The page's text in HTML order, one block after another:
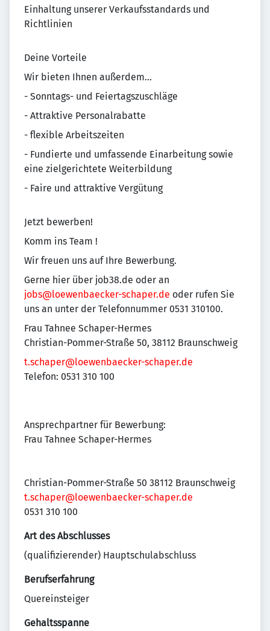
Einhaltung unserer Verkaufsstandards und
Richtlinien
Deine Vorteile
Wir bieten Ihnen außerdem...
- Sonntags- und Feiertagszuschläge
- Attraktive Personalrabatte
- flexible Arbeitszeiten
- Fundierte und umfassende Einarbeitung sowie
eine zielgerichtete Weiterbildung
- Faire und attraktive Vergütung
Jetzt bewerben!
Komm ins Team !
Wir freuen uns auf Ihre Bewerbung.
Gerne hier über job38.de oder an
jobs@loewenbaecker-schaper.de oder rufen Sie
uns an unter der Telefonnummer 0531 310100.
Frau Tahnee Schaper-Hermes
Christian-Pommer-Straße 50, 38112 Braunschweig
t.schaper@loewenbaecker-schaper.de
Telefon: 0531 310 100
Ansprechpartner für Bewerbung:
Frau Tahnee Schaper-Hermes
Christian-Pommer-Straße 50 38112 Braunschweig
t.schaper@loewenbaecker-schaper.de
0531 310 100
Art des Abschlusses
(qualifizierender) Hauptschulabschluss
Berufserfahrung
Quereinsteiger
Gehaltsspanne